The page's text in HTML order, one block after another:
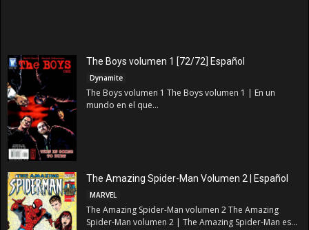
The Boys volumen 1 [72/72] Español
Dynamite
The Boys volumen 1 The Boys volumen 1 | En un
mundo en el que...
The Amazing Spider-Man Volumen 2 | Español
MARVEL
The Amazing Spider-Man volumen 2 The Amazing
Spider-Man volumen 2 | The Amazing Spider-Man es...